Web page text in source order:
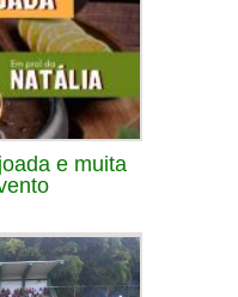
e muita